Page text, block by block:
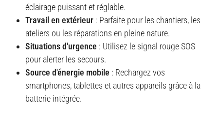
éclairage puissant et réglable.
Travail en extérieur : Parfaite pour les chantiers, les
ateliers ou les réparations en pleine nature.
Situations d'urgence : Utilisez le signal rouge SOS
pour alerter les secours.
Source d'énergie mobile : Rechargez vos
smartphones, tablettes et autres appareils grâce à la
batterie intégrée.